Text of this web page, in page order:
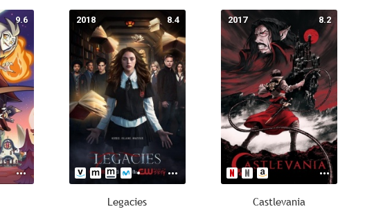
9.6 8.4
2018
Legacies
8.2
2017
Castlevania